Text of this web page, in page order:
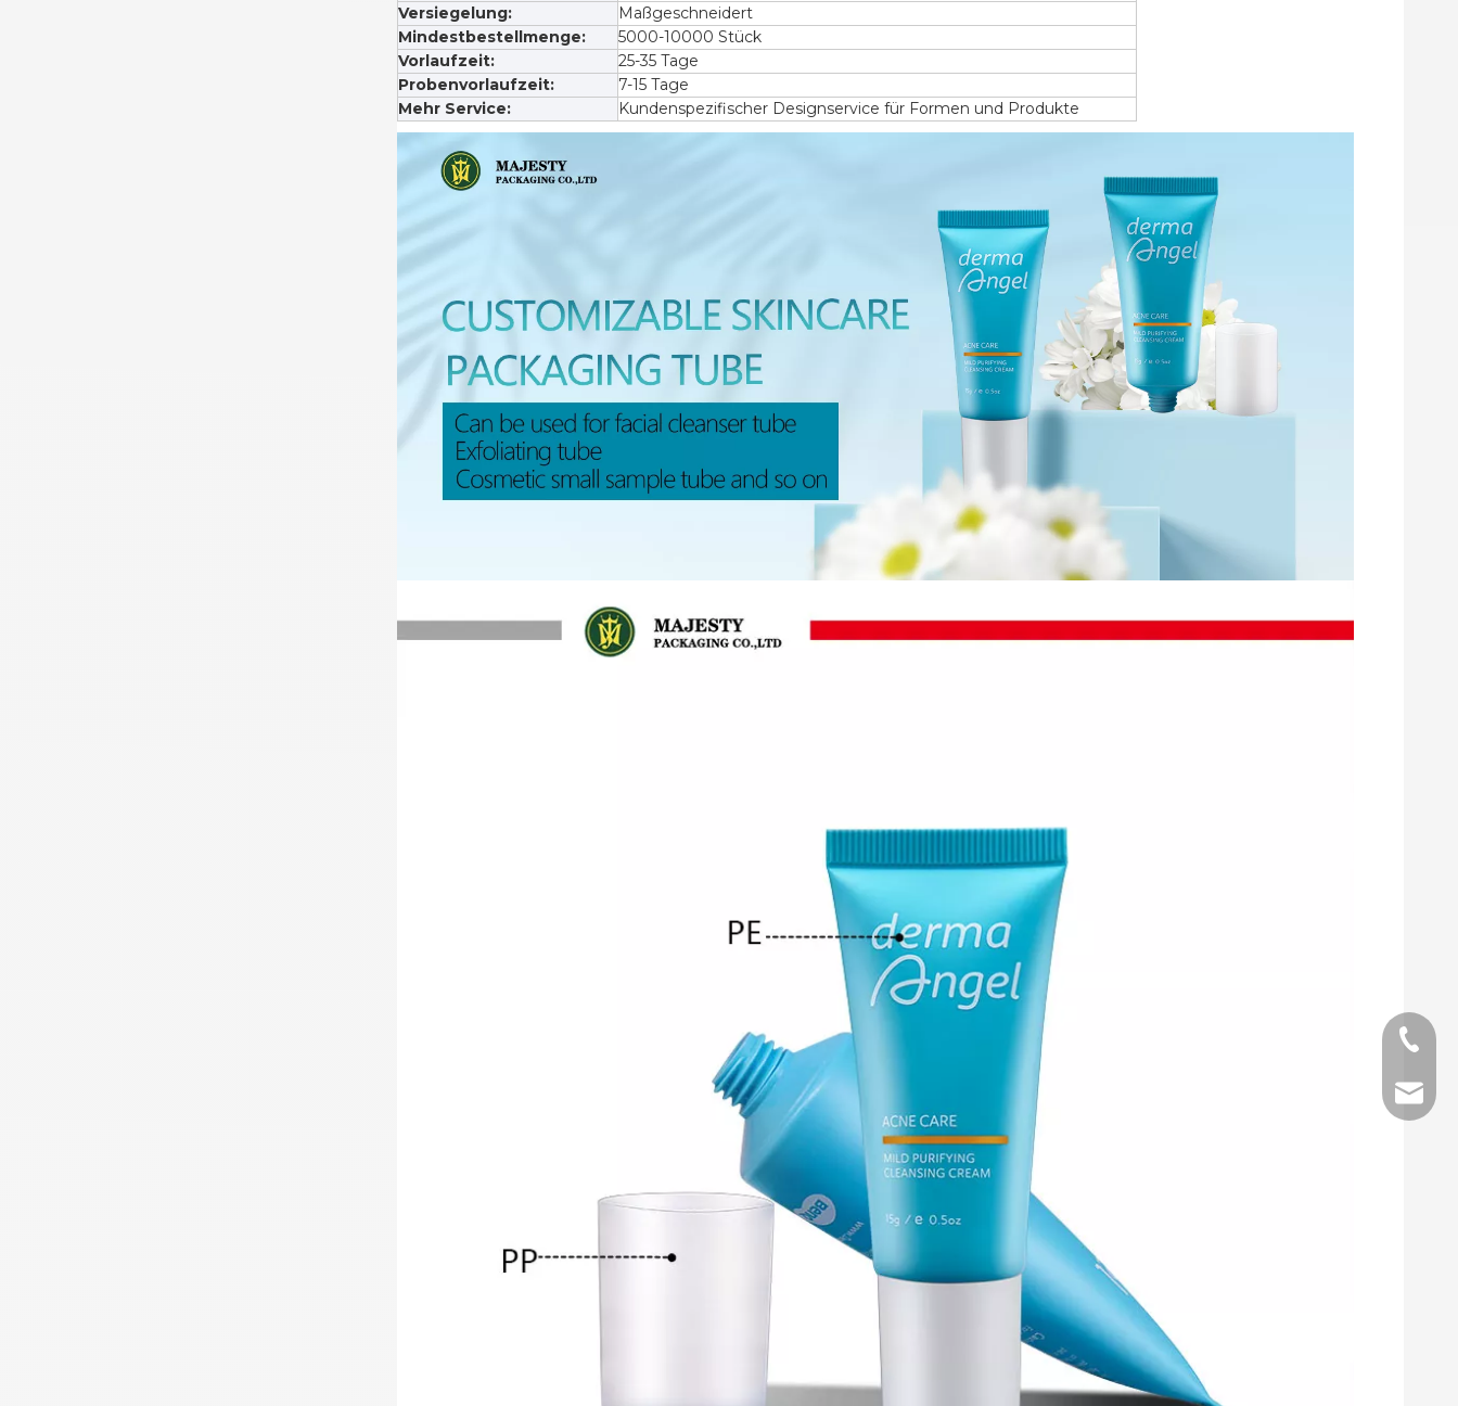
Versiegelung:
Maßgeschneidert
Mindestbestellmenge:
5000-10000 Stück
Vorlaufzeit:
25-35 Tage
Probenvorlaufzeit:
7-15 Tage
Mehr Service:
Kundenspezifischer Designservice für Formen und Produkte
Telefon
E-Mail